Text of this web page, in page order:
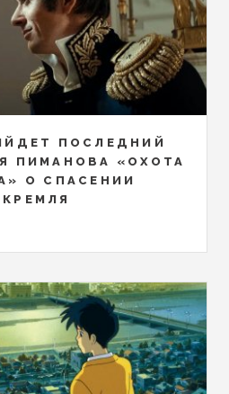
ПОСЛЕДНИЙ
ПИМАНОВА «ОХОТА
О СПАСЕНИИ